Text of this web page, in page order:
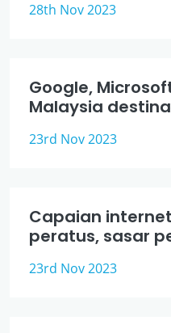
28th Nov 2023
Google,
Malaysia
23rd Nov 2023
Capaian
peratus, sasar
23rd Nov 2023